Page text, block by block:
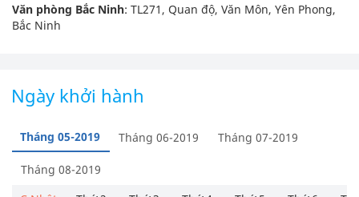
Văn phòng Bắc Ninh: TL271, Quan độ, Văn Môn, Yên Phong,
Bắc Ninh
Ngày khởi hành
Tháng 05-2019 Tháng 06-2019 Tháng 07-2019
Tháng 08-2019